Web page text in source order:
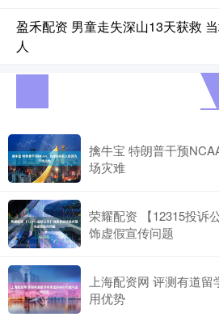
盈禾配资 男童走失深山13天获救
人
擒牛宝 特朗普干预
场灾难
荣耀配资 【12315投诉
饰虚假宣传问题
上海配资网 评测有道
用优势